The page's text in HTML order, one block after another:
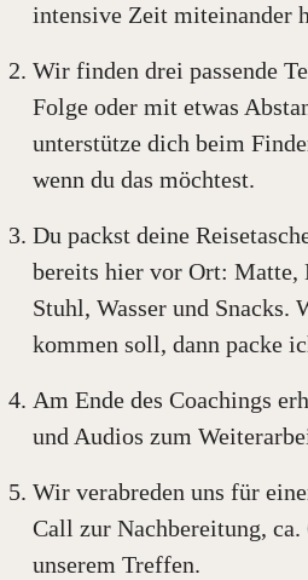
intensive Zeit miteinander
Wir finden drei passende
Folge oder mit etwas
unterstütze dich beim
wenn du das möchtest.
Du packst deine
bereits hier vor Ort: Matte,
Stuhl, Wasser und Snacks.
kommen soll, dann packe
Am Ende des Coachings
und Audios zum
Wir verabreden uns für
Call zur Nachbereitung, ca.
unserem Treffen.